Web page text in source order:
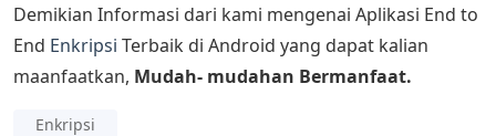
Demikian Informasi dari kami mengenai Aplikasi End to
End Enkripsi Terbaik di Android yang dapat kalian
maanfaatkan, Mudah- mudahan Bermanfaat.
Enkripsi